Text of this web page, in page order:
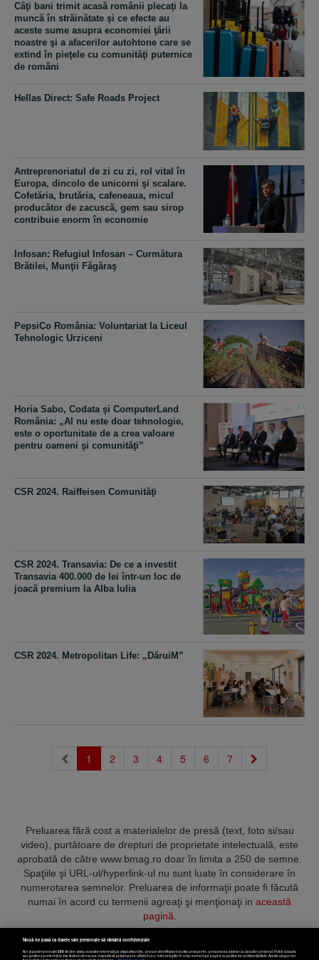
Câţi bani trimit acasă românii plecaţi la
muncă în străinătate şi ce efecte au
aceste sume asupra economiei ţării
noastre şi a afacerilor autohtone care se
extind în pieţele cu comunităţi puternice
de români
Hellas Direct: Safe Roads Project
Antreprenoriatul de zi cu zi, rol vital în
Europa, dincolo de unicorni şi scalare.
Cofetăria, brutăria, cafeneaua, micul
producător de zacuscă, gem sau sirop
contribuie enorm în economie
Infosan: Refugiul Infosan – Curmătura
Brătilei, Munţii Făgăraş
PepsiCo România: Voluntariat la Liceul
Tehnologic Urziceni
Horia Sabo, Codata şi ComputerLand
România: „AI nu este doar tehnologie,
este o oportunitate de a crea valoare
pentru oameni şi comunităţi”
CSR 2024. Raiffeisen Comunităţi
CSR 2024. Transavia: De ce a investit
Transavia 400.000 de lei într-un loc de
joacă premium la Alba Iulia
CSR 2024. Metropolitan Life: „DăruiM”
1 (current)
2 3 4 5 6 7
Preluarea fără cost a materialelor de presă (text, foto si/sau
video), purtătoare de drepturi de proprietate intelectuală, este
aprobată de către www.bmag.ro doar în limita a 250 de semne.
Spaţiile şi URL-ul/hyperlink-ul nu sunt luate în considerare în
numerotarea semnelor. Preluarea de informaţii poate fi făcută
numai în acord cu termenii agreaţi şi menţionaţi in această
pagină.
Nouă ne pasă ca datele tale personale să rămână confidențiale
Noi și partenerii noștri589stocăm și/sau accesăm informații pe dispozitivul dvs., precum identificatorii cookie unici pentru prelucrarea datelor cu caracter personal. Puteți accepta
sau gestiona preferințele dvs. făcând clic mai jos, respectiv vă puteți opune utilizării unui interes legitim în orice moment pe pagina cu politica de confidențialitate. Aceste alegeri vor